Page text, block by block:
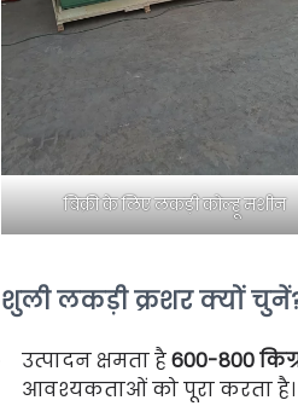
बिक्री के लिए लकड़ी कोल्हू मशीन
शुली लकड़ी क्रशर क्यों
उत्पादन क्षमता है600-800
आवश्यकताओं को पूरा करता है।